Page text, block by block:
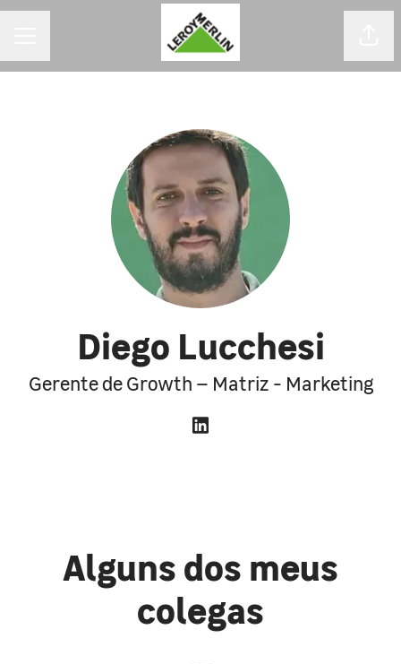
Diego Lucchesi
Gerente de Growth – Matriz - Marketing
Alguns dos meus
colegas